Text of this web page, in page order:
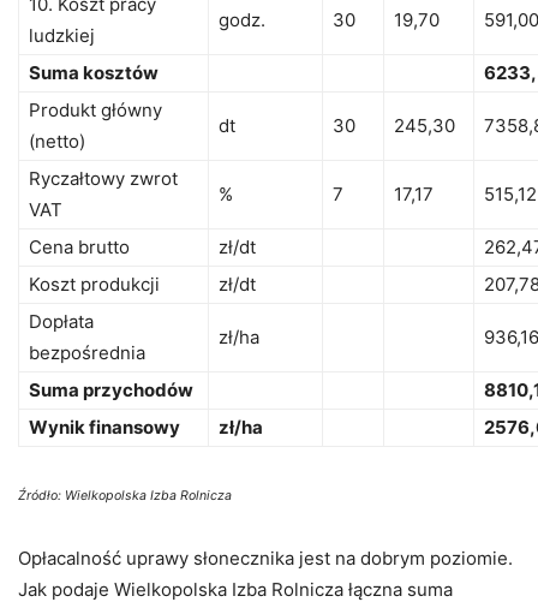
ludzkiej
godz. 30 19,70 591,00
Suma kosztów
Produkt główny
(netto)
dt 30 245,30
Ryczałtowy zwrot
VAT
% 7 17,17 515,12
Cena brutto zł/dt
Koszt produkcji
zł/dt
Dopłata
bezpośrednia
zł/ha 936,16
Suma przychodów
Wynik finansowy
zł/ha
Źródło: Wielkopolska Izba Rolnicza
Opłacalność uprawy słonecznika jest na dobrym poziomie.
Jak podaje Wielkopolska Izba Rolnicza łączna suma